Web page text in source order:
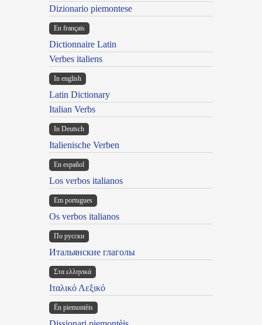
Dizionario piemontese
En français
Dictionnaire Latin
Verbes italiens
In english
Latin Dictionary
Italian Verbs
In Deutsch
Italienische Verben
En español
Los verbos italianos
Em portugues
Os verbos italianos
По русски
Итальянские глаголы
Στα ελληνικά
Ιταλικό Λεξικό
Ën piemontèis